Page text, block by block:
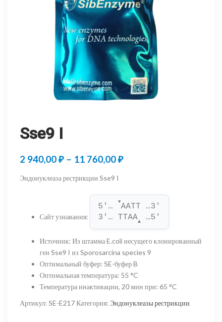
Sse9 I
2 940,00₽ – 11 760,00₽Диапазон
940,00 ₽
–
11
760,00 ₽
Эндонуклеаза рестрикции Sse9 I
Сайт узнавания:
5'…
▼
AATT …3'
3'… TTAA▲ …5'
Источник: Из штамма E.coli несущего клонированный
ген Sse9 I из Sporosarcina species 9
Оптимальный буфер: SE-буфер B
Оптимальная температура: 55 °C
Температура инактивации, 20 мин при: 65 °C
Артикул: SE-E217Категория: Эндонуклеазы рестрикции